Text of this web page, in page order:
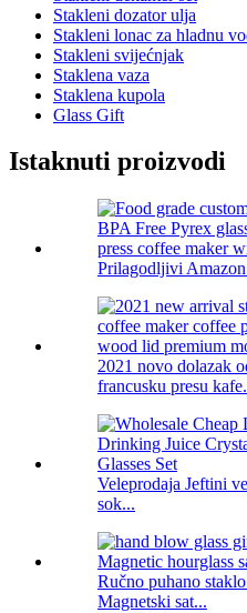
Stakleni dozator ulja
Stakleni lonac za hladnu
Stakleni svijećnjak
Staklena vaza
Staklena kupola
Glass Gift
Istaknuti proizvodi
Prilagodljivi Amazon
2021 novo dolazak
francusku presu
Veleprodaja Jeftini
sok...
Ručno puhano
Magnetski sat...